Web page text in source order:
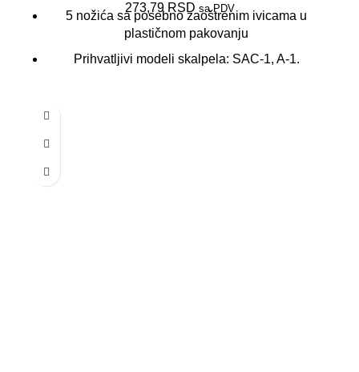
273,79 RSD sa PDV
5 nožića sa posebno zaoštrenim ivicama u
plastičnom pakovanju
Prihvatljivi modeli skalpela: SAC-1, A-1.